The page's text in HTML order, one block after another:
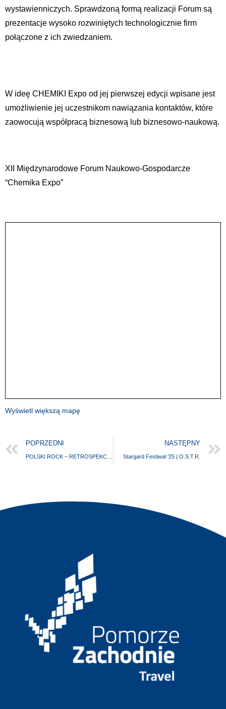
wystawienniczych. Sprawdzoną formą realizacji Forum są
prezentacje wysoko rozwiniętych technologicznie firm
połączone z ich zwiedzaniem.
W ideę CHEMIKI Expo od jej pierwszej edycji wpisane jest
umożliwienie jej uczestnikom nawiązania kontaktów, które
zaowocują współpracą biznesową lub biznesowo-naukową.
XII Międzynarodowe Forum Naukowo-Gospodarcze
“Chemika Expo”
Wyświetl większą mapę
POPRZEDNI NASTĘPNY
Stargard Festiwal ’25 | O.S.T.R.